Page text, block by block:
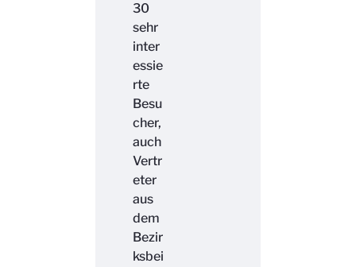
30
sehr
inter
essie
rte
Besu
cher,
auch
Vertr
eter
aus
dem
Bezir
ksbei